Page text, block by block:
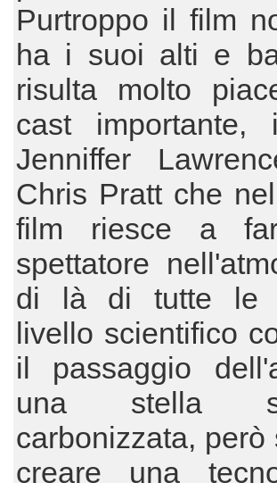
Purtroppo il film
ha i suoi alti e
risulta molto
cast
Jenniffer
Chris Pratt che
film riesce a
spettatore
di là di tutte le
livello scientifico
il passaggio
una stella
carbonizzata,
creare una